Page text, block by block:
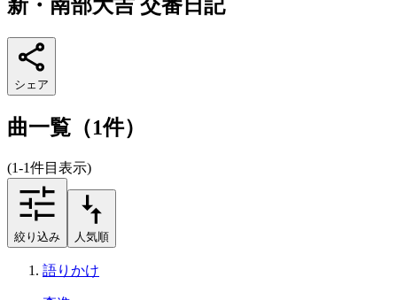
新・南部大吉 交番日記
シェア
曲一覧（1件）
(1-1件目表示)
絞り込み 人気順
語りかけ